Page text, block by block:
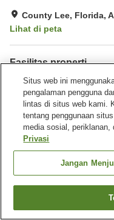
County Lee, Florida,
Lihat di peta
Fasilitas properti
Wi-Fi
Bar
Beranda Amerika Serikat
Luminary Hotel & Co.,
Situs web ini
pengalaman pengguna
lintas di situs web kami.
tentang penggunaan
media sosial, periklanan,
Privasi
Jangan